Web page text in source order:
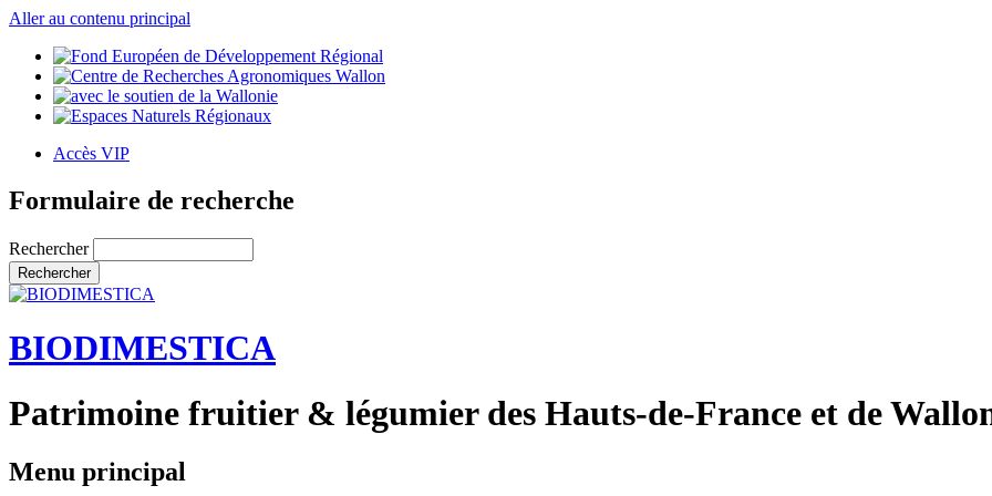
Aller au contenu principal
Accès VIP
Formulaire de recherche
Rechercher
BIODIMESTICA
Patrimoine fruitier & légumier des Hauts-de-France et de
Menu principal